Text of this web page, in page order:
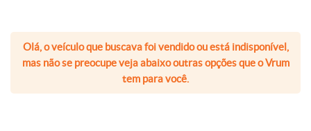
Olá, o veículo que buscava foi vendido ou está indisponível,
mas não se preocupe veja abaixo outras opções que o Vrum
tem para você.